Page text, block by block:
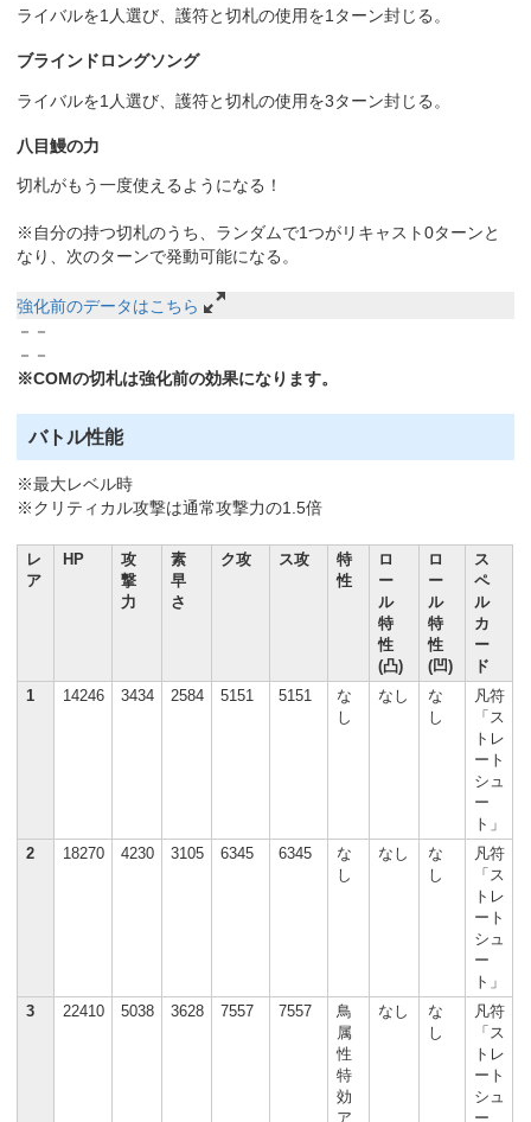
ライバルを1人選び、護符と切札の使用を1ターン封じる。
ブラインドロングソング
ライバルを1人選び、護符と切札の使用を3ターン封じる。
八目鰻の力
切札がもう一度使えるようになる！
※自分の持つ切札のうち、ランダムで1つがリキャスト0ターンと
なり、次のターンで発動可能になる。
強化前のデータはこちら
－－
－－
※COMの切札は強化前の効果になります。
バトル性能
※最大レベル時
※クリティカル攻撃は通常攻撃力の1.5倍
レ
ア
HP
攻
撃
力
素
早
さ
ク攻 ス攻
特
性
ロ
ー
ル
特
性
(凸)
ロ
ー
ル
特
性
(凹)
ス
ペ
ル
カ
ー
ド
1
14246 3434 2584 5151 5151
な
し
なし
な
し
凡符
「ス
トレ
ート
シュ
ー
ト」
2
18270 4230 3105 6345 6345
な
し
なし
な
し
凡符
「ス
トレ
ート
シュ
ー
ト」
3
22410 5038 3628 7557 7557
鳥
属
性
特
効
ア
なし
な
し
凡符
「ス
トレ
ート
シュ
ー